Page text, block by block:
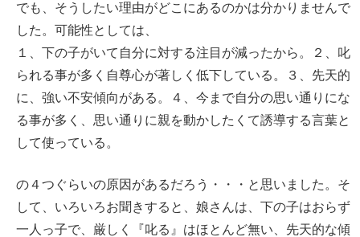
でも、そうしたい理由がどこにあるのかは分かりませんで
した。可能性としては、
１、下の子がいて自分に対する注目が減ったから。２、叱
られる事が多く自尊心が著しく低下している。３、先天的
に、強い不安傾向がある。４、今まで自分の思い通りにな
る事が多く、思い通りに親を動かしたくて誘導する言葉と
して使っている。
の４つぐらいの原因があるだろう・・・と思いました。そ
して、いろいろお聞きすると、娘さんは、下の子はおらず
一人っ子で、厳しく『叱る』はほとんど無い、先天的な傾